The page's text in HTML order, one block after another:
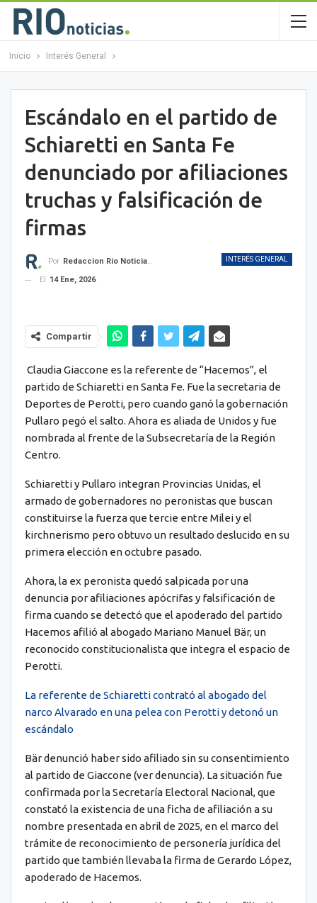
Inicio Interés General
Escándalo en el partido de
Schiaretti en Santa Fe
denunciado por afiliaciones
truchas y falsificación de
firmas
INTERÉS GENERAL
Por Redaccion Rio Noticias OK
El
14 Ene, 2026
Compartir
Claudia Giaccone es la referente de “Hacemos”, el
partido de Schiaretti en Santa Fe. Fue la secretaria de
Deportes de Perotti, pero cuando ganó la gobernación
Pullaro pegó el salto. Ahora es aliada de Unidos y fue
nombrada al frente de la Subsecretaría de la Región
Centro.
Schiaretti y Pullaro integran Provincias Unidas, el
armado de gobernadores no peronistas que buscan
constituirse la fuerza que tercie entre Milei y el
kirchnerismo pero obtuvo un resultado deslucido en su
primera elección en octubre pasado.
Ahora, la ex peronista quedó salpicada por una
denuncia por afiliaciones apócrifas y falsificación de
firma cuando se detectó que el apoderado del partido
Hacemos afilió al abogado Mariano Manuel Bär, un
reconocido constitucionalista que integra el espacio de
Perotti.
La referente de Schiaretti contrató al abogado del
narco Alvarado en una pelea con Perotti y detonó un
escándalo
Bär denunció haber sido afiliado sin su consentimiento
al partido de Giaccone (ver denuncia). La situación fue
confirmada por la Secretaría Electoral Nacional, que
constató la existencia de una ficha de afiliación a su
nombre presentada en abril de 2025, en el marco del
trámite de reconocimiento de personería jurídica del
partido que también llevaba la firma de Gerardo López,
apoderado de Hacemos.